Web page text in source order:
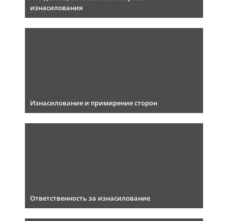
изнасилования
Изнасилование и примирение сторон
Ответственность за изнасилование